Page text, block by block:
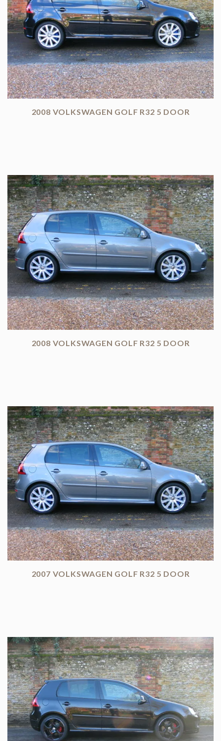
2008 VOLKSWAGEN GOLF R32 5 DOOR
2008 VOLKSWAGEN GOLF R32 5 DOOR
2007 VOLKSWAGEN GOLF R32 5 DOOR